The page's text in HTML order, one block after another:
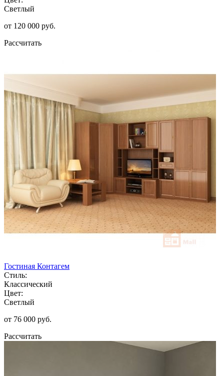
Светлый
от 120 000 руб.
Рассчитать
Гостиная Контагем
Стиль:
Классический
Цвет:
Светлый
от 76 000 руб.
Рассчитать